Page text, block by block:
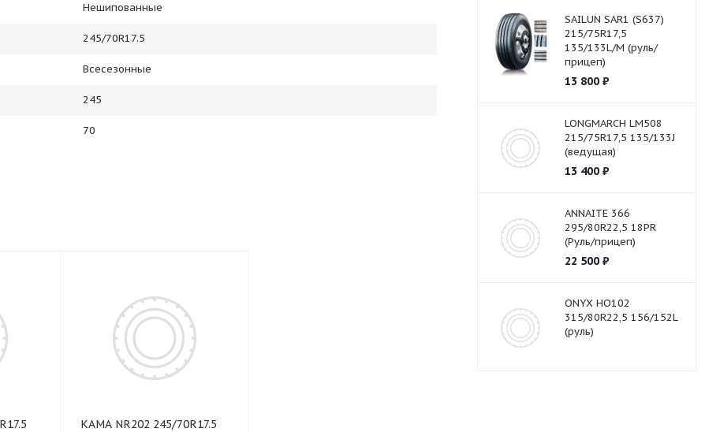
Нешипованные
245/70R17.5
Всесезонные
245
70
КАМА NR202 245/70R17.5
SAILUN SAR1 (S637)
215/75R17,5
135/133L/M (руль/
прицеп)
13 800₽
LONGMARCH LM508
215/75R17,5 135/133J
(ведущая)
13 400₽
ANNAITE 366
295/80R22,5 18PR
(Руль/прицеп)
22 500₽
ONYX HO102
315/80R22,5 156/152L
(руль)